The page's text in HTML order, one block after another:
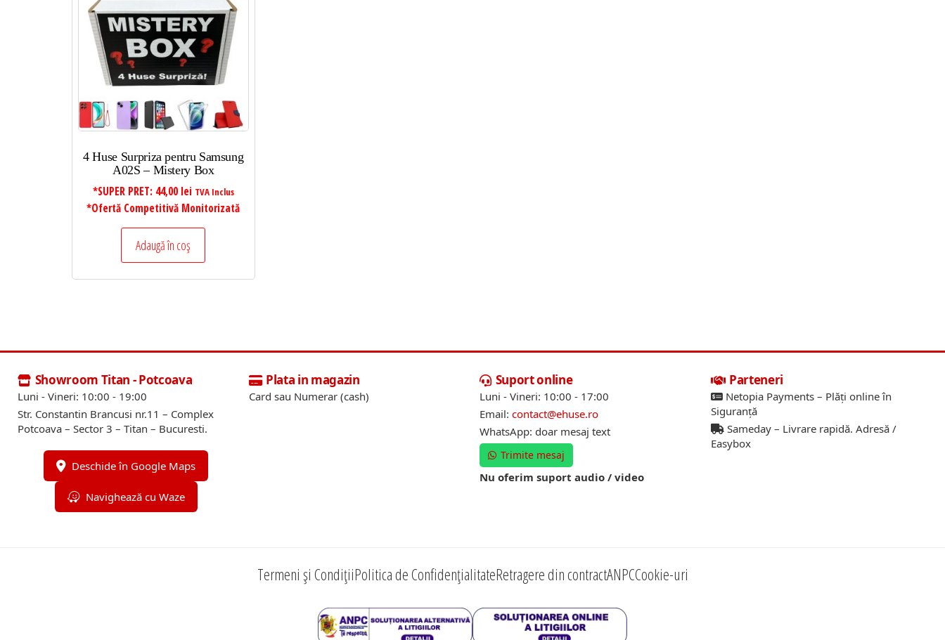
4 Huse Surpriza pentru Samsung
A02S – Mistery Box
*SUPER PRET: 44,00 lei TVA Inclus
*Ofertă Competitivă Monitorizată
Adaugă în coș
Showroom Titan - Potcoava
Luni - Vineri: 10:00 - 19:00
Str. Constantin Brancusi nr.11 – Complex
Potcoava – Sector 3 – Titan – Bucuresti.
Deschide în Google Maps
Navighează cu Waze
Plata in magazin
Card sau Numerar (cash)
Suport online
Luni - Vineri: 10:00 - 17:00
Email: contact@ehuse.ro
WhatsApp: doar mesaj text
Trimite mesaj
Nu oferim suport audio / video
Parteneri
Netopia Payments – Plăți online în
Siguranță
Sameday – Livrare rapidă. Adresă /
Easybox
Termeni și CondițiiPolitica de ConfidențialitateRetragere din contractANPCCookie-uri